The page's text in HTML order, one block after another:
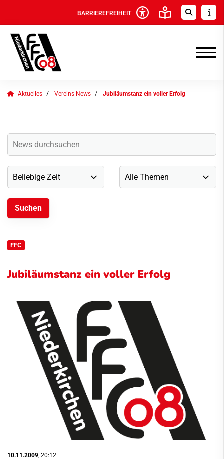
BARRIEREFREIHEIT
Aktuelles Vereins-News Jubiläumstanz ein voller Erfolg
FFC
Jubiläumstanz ein voller Erfolg
10.11.2009 , 20:12